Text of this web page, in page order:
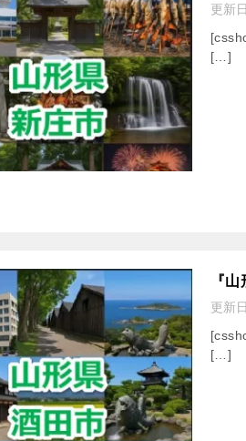
更新
[…]
『
更新
[…]